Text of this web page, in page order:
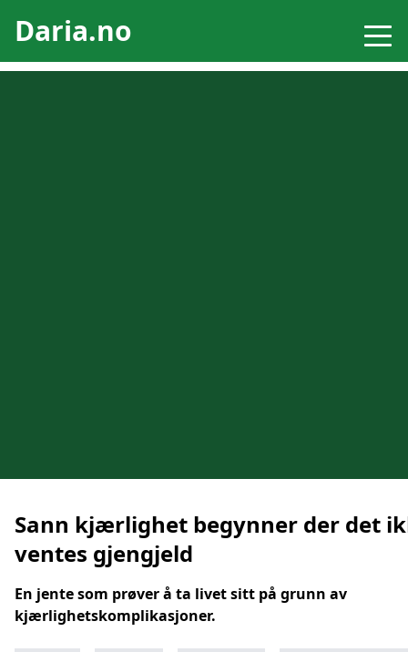
Daria.no
Sann kjærlighet begynner der det
ventes gjengjeld
En jente som prøver å ta livet sitt på grunn av
kjærlighetskomplikasjoner.